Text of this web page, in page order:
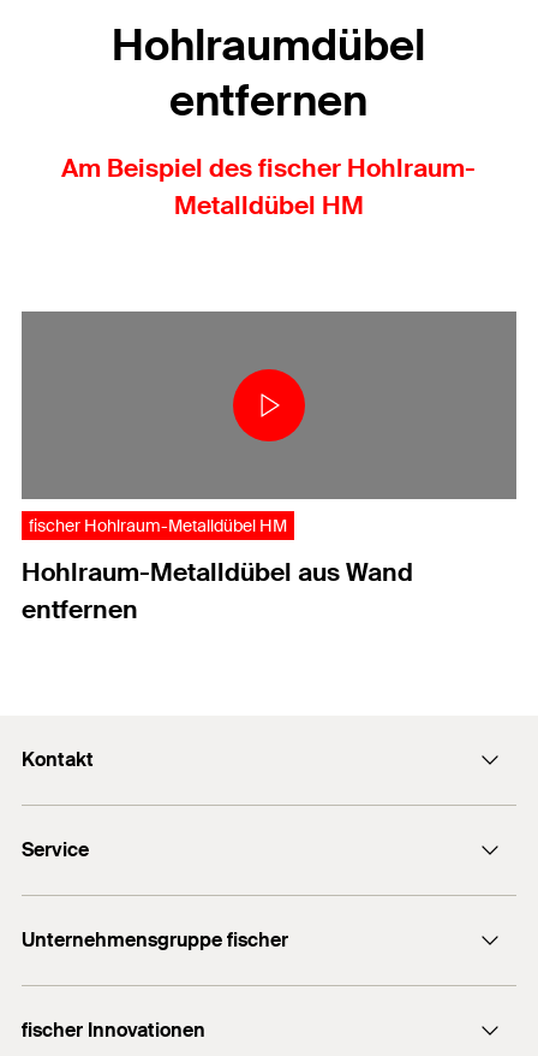
Hohlraumdübel
entfernen
Am Beispiel des fischer Hohlraum-
Metalldübel HM
fischer Hohlraum-Metalldübel HM
Hohlraum-Metalldübel aus Wand
entfernen
Kontakt
Presse
Newsletter
Technische Hotline (Whatsapp)
Service
Informationsmaterial
Unternehmensgruppe fischer
fischer Consulting
fischer Innovationen